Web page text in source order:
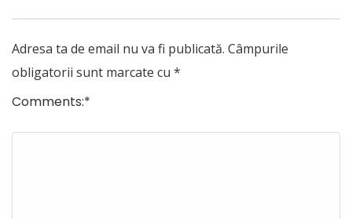
Adresa ta de email nu va fi publicată. Câmpurile
obligatorii sunt marcate cu *
Comments:*